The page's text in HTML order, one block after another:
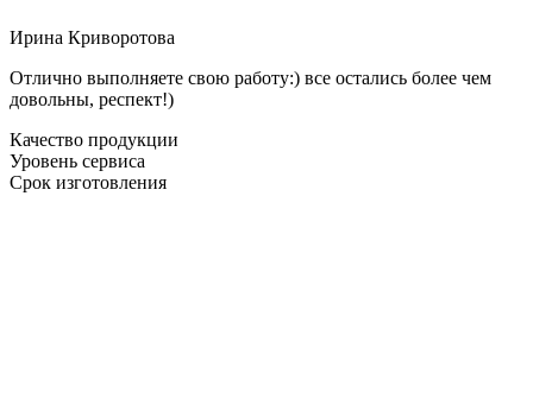
Ирина Криворотова
Отлично выполняете свою работу:) все остались более чем
довольны, респект!)
Качество продукции
Уровень сервиса
Срок изготовления